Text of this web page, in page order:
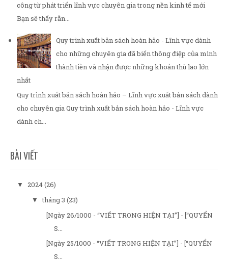
công từ phát triển lĩnh vực chuyên gia trong nền kinh tế mới
Bạn sẽ thấy rằn...
Quy trình xuất bản sách hoàn hảo - Lĩnh vực dành
cho những chuyên gia đã biến thông điệp của mình
thành tiền và nhận được những khoản thù lao lớn
nhất
Quy trình xuất bản sách hoàn hảo – Lĩnh vực xuất bản sách dành
cho chuyên gia Quy trình xuất bản sách hoàn hảo - Lĩnh vực
dành ch...
BÀI VIẾT
▼ 2024(26)
▼tháng 3 (23)
[Ngày 26/1000 - “VIẾT TRONG HIỆN TẠI”] - [“QUYỂN
S...
[Ngày 25/1000 - “VIẾT TRONG HIỆN TẠI”] - [“QUYỂN
S...